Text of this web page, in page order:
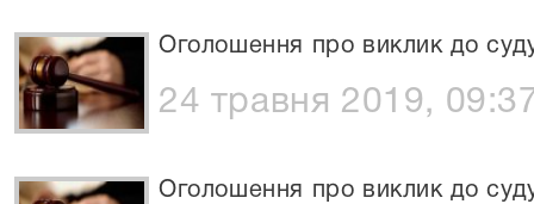
Оголошення про виклик до
24 травня 2019,
Оголошення про виклик до